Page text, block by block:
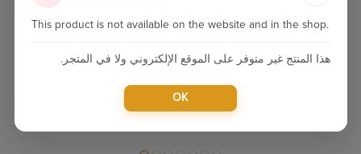
This product is not available on the website and in the shop.
هذا المنتج غير متوفر على الموقع الإلكتروني ولا في المتجر.
OK